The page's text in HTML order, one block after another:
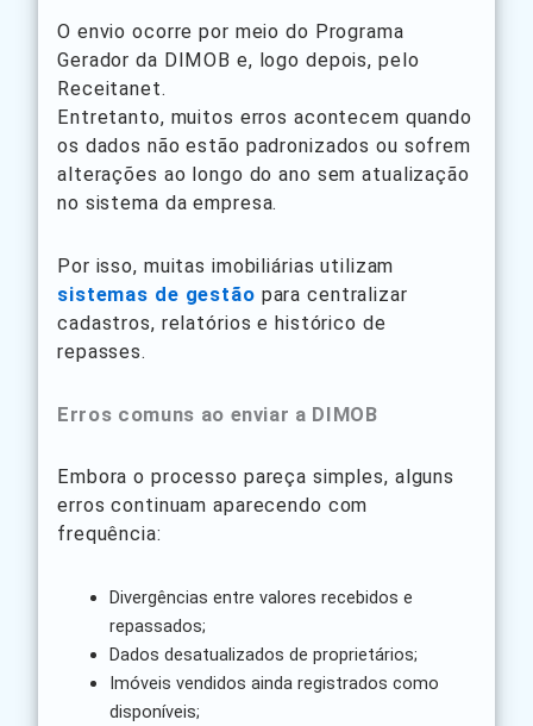
O envio ocorre por meio do Programa
Gerador da DIMOB e, logo depois, pelo
Receitanet.
Entretanto, muitos erros acontecem quando
os dados não estão padronizados ou sofrem
alterações ao longo do ano sem atualização
no sistema da empresa.
Por isso, muitas imobiliárias utilizam
sistemas de gestão para centralizar
cadastros, relatórios e histórico de
repasses.
Erros comuns ao enviar a DIMOB
Embora o processo pareça simples, alguns
erros continuam aparecendo com
frequência:
Divergências entre valores recebidos e
repassados;
Dados desatualizados de proprietários;
Imóveis vendidos ainda registrados como
disponíveis;